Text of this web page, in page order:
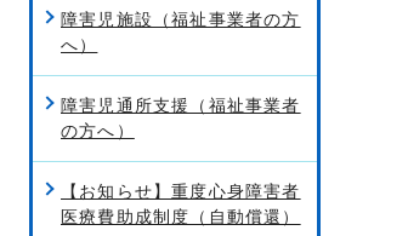
障害児施設（福祉事業者の方
へ）
障害児通所支援（福祉事業者
の方へ）
【お知らせ】重度心身障害者
医療費助成制度（自動償還）